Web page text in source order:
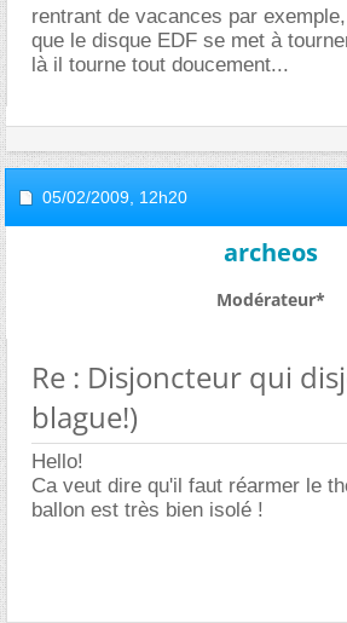
rentrant de vacances par
que le disque EDF se met à
là il tourne tout doucement...
05/02/2009, 12h20
archeos
Modérateur*
Re : Disjoncteur qui
blague!)
Hello!
Ca veut dire qu'il faut réarmer le
ballon est très bien isolé !